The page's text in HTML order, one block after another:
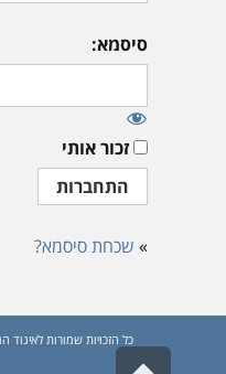
סיסמא:
זכור אותי
» שכחת סיסמא?